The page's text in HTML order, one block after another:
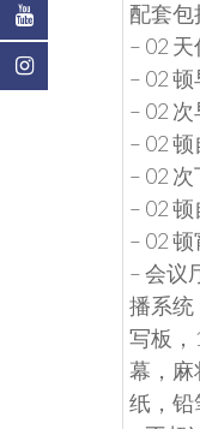
配套包
– 02
– 02
– 02
– 02
– 02
– 02
– 02
– 会议
播系统
写板，
幕，麻
纸，铅